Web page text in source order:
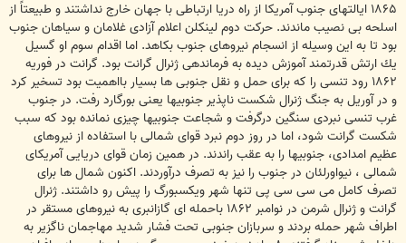
۱۸۶۵ ايالتهاى جنوب آمريكا از راه دريا ارتباطى با جهان خارج نداشتند و طبيعتاً از
اسلحه بى نصيب ماندند. حركت دوم لينكلن اعلام آزادى غلامان و سياهان جنوب
بود تا به اين وسيله از انسجام نيروهاى جنوب بكاهد. اما اقدام سوم او گسيل
يك ارتش قدرتمند آموزش ديده به فرماندهى ژنرال گرانت بود. گرانت در فوريه
۱۸۶۲ رود تنسى را كه براى حمل و نقل جنوبى ها بسيار بااهميت بود تسخير كرد
و در آوريل به جنگ ژنرال شكست ناپذير جنوبيها يعنى بورگارد رفت. در جنوب
غرب تنسى نبردى سنگين درگرفت و شجاعت جنوبيها چيزى نمانده بود كه سبب
شكست گرانت شود، اما در روز دوم نبرد قواى شمالى با استفاده از نيروهاى
عظيم امدادى، جنوبيها را به عقب راندند. در همين زمان قواى دريايى آمريكاى
شمالى ، نيواورلئان در جنوب را نيز به تصرف درآوردند. اكنون شمال ها براى
تصرف كامل مى سى سى پى تنها شهر ويكسبورگ را پيش رو داشتند. ژنرال
گرانت و ژنرال شرمن در نوامبر ۱۸۶۲ باحمله اى گازانبرى به نيروهاى مستقر در
اطراف شهر حمله بردند و سربازان جنوبى تحت فشار شديد مهاجمان ناگزير به